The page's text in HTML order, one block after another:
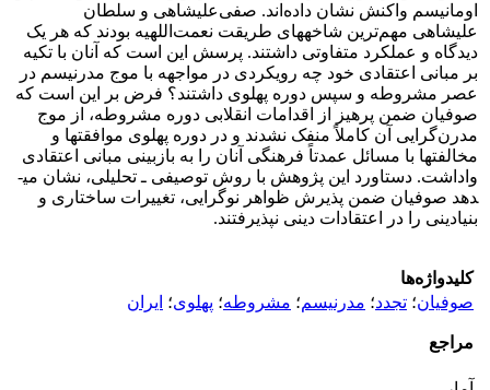
اومانیسم واکنش نشان داده‌اند. صفی‌علیشاهی و سلطان
علیشاهی مهم‌ترین شاخه­های طریقت نعمت‌اللهیه بودند که هر یک
دیدگاه و عملکرد متفاوتی داشتند. پرسش این است که آنان با تکیه
بر مبانی اعتقادی خود چه رویکردی در مواجهه با موج مدرنیسم در
عصر مشروطه‌ و سپس دوره پهلوی داشتند؟ فرض بر این است که
صوفیان ضمن پرهیز از اقدامات انقلابی دوره مشروطه، از موج
مدرن‌گرایی آن کاملاً منفک نشدند و در دوره پهلوی موافقتها و
مخالفتها با مسائل عمدتاً فرهنگی آنان را به بازبینی مبانی اعتقادی
واداشت. دستاورد این پژوهش با روش توصیفی ـ تحلیلی، نشان می­
دهد صوفیان ضمن پذیرش ظواهر نوگرایی، تغییرات ساختاری و
بنیادینی را در اعتقادات دینی نپذیرفتند.
کلیدواژه‌ها
صوفیان؛ تجدد؛ مدرنیسم؛ مشروطه؛ پهلوی؛ ایران
مراجع